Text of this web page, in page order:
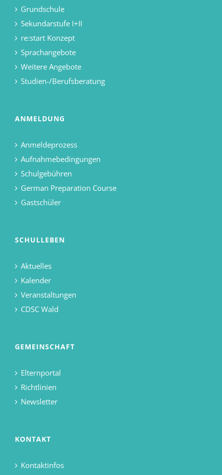
Grundschule
Sekundarstufe I+II
re:start Konzept
Sprachangebote
Weitere Angebote
Studien-/Berufsberatung
ANMELDUNG
Anmeldeprozess
Aufnahmebedingungen
Schulgebühren
German Preparation Course
Gastschüler
SCHULLEBEN
Aktuelles
Kalender
Veranstaltungen
CDSC Wald
GEMEINSCHAFT
Elternportal
Richtlinien
Newsletter
KONTAKT
Kontaktinfos